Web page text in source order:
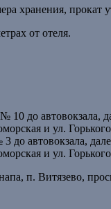
хранения, прокат
от отеля.
10 до автовокзала,
и ул.
до автовокзала,
и ул.
п. Витязево,